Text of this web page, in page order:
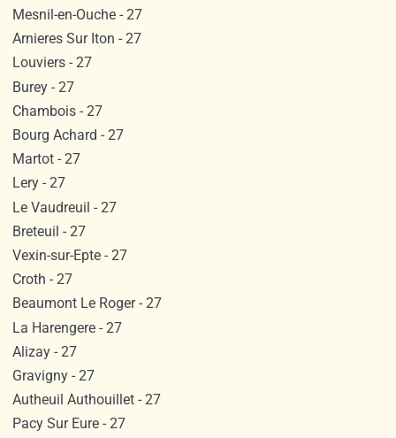
Mesnil-en-Ouche - 27
Arnieres Sur Iton - 27
Louviers - 27
Burey - 27
Chambois - 27
Bourg Achard - 27
Martot - 27
Lery - 27
Le Vaudreuil - 27
Breteuil - 27
Vexin-sur-Epte - 27
Croth - 27
Beaumont Le Roger - 27
La Harengere - 27
Alizay - 27
Gravigny - 27
Autheuil Authouillet - 27
Pacy Sur Eure - 27